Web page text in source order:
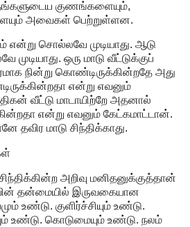
குணங்களையும்,
அவைகள் பெற்றுள்ளன.
என்று சொல்லவே முடியாது. ஆடு
முடியாது. ஒரு மாடு வீட்டுக்குப்
நின்று கொண்டிருக்கின்றதே அது
என்று எவனும்
வீட்டு மாடாயிற்றே அதனால்
என்று எவனும் கேட்கமாட்டான்.
தவிர மாடு சிந்திக்காது.
சிந்திக்கின்ற அறிவு மனிதனுக்குத்தான்
தன்மையில் இருவகையான
உண்டு. குளிர்ச்சியும் உண்டு.
உண்டு. கொடுமையும் உண்டு. நலம்